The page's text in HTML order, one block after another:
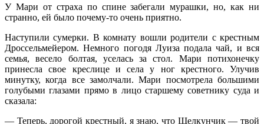
У Мари от страха по спине забегали мурашки, но, как ни
странно, ей было почему-то очень приятно.
Наступили сумерки. В комнату вошли родители с крестным
Дроссельмейером. Немного погодя Луиза подала чай, и вся
семья, весело болтая, уселась за стол. Мари потихонечку
принесла свое креслице и села у ног крестного. Улучив
минутку, когда все замолчали. Мари посмотрела большими
голубыми глазами прямо в лицо старшему советнику суда и
сказала:
— Теперь, дорогой крестный, я знаю, что Щелкунчик — твой